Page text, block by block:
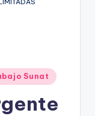
Sunat